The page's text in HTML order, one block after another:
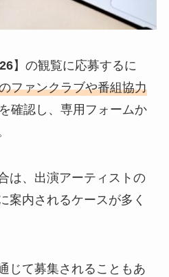
】の観覧に応募するに
ファンクラブや番組協力
確認し、専用フォームか
は、出演アーティストの
案内されるケースが多く
じて募集されることもあ